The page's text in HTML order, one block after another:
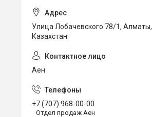
Улица Лобачевского 78/1, Алматы,
Казахстан
Аен
+7 (707) 968-00-00
Отдел продаж Аен